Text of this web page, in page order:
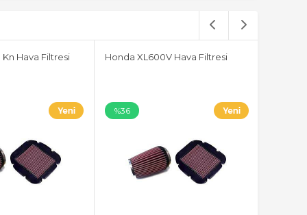
Hava Filtresi Honda XL600V Hava Filtresi
%36